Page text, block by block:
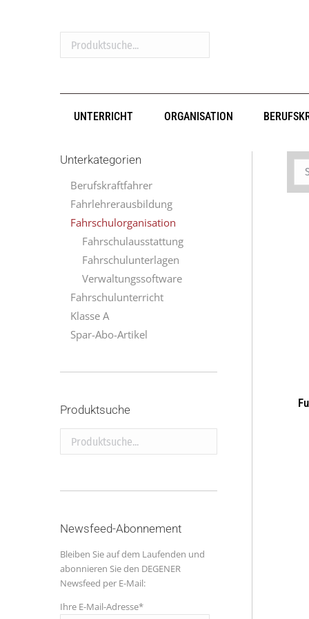
Produktsuche...
UNTERRICHT ORGANISATION
Unterkategorien
Berufskraftfahrer
Fahrlehrerausbildung
Fahrschulorganisation
Fahrschulausstattung
Fahrschulunterlagen
Verwaltungssoftware
Fahrschulunterricht
Klasse A
Spar-Abo-Artikel
Produktsuche
Produktsuche...
Newsfeed-Abonnement
Bleiben Sie auf dem Laufenden und
abonnieren Sie den DEGENER
Newsfeed per E-Mail:
Ihre E-Mail-Adresse*